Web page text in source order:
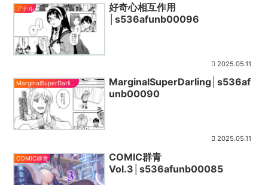
アナル
好奇心相互作用
│s536afunb00096
2025.05.11
MarginalSuperDarling
MarginalSuperDarling│s536af
unb00090
2025.05.11
COMIC群青
COMIC群青
Vol.3│s536afunb00085